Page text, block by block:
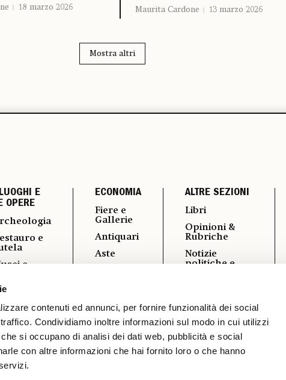
contenuti ed annunci, per fornire funzionalità dei social
Condividiamo inoltre informazioni sul modo in cui utilizzi
si occupano di analisi dei dati web, pubblicità e social
con altre informazioni che hai fornito loro o che hanno
18 marzo 2026
Maurita Cardone
13 marzo 2026
Mostra altri
E
OPERE
e
e
ECONOMIA
Fiere e
Gallerie
Antiquari
Aste
ALTRE SEZIONI
Libri
Opinioni &
Rubriche
Notizie
politiche e
Vedere a
Vernissage